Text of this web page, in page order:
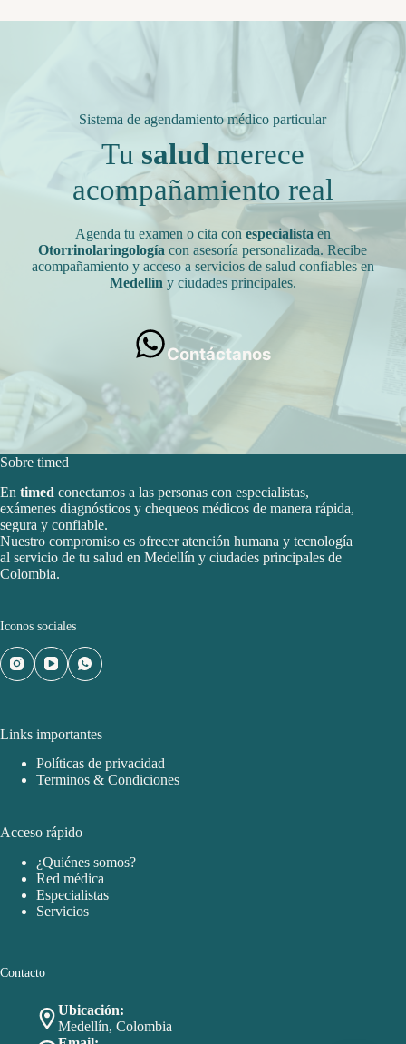
Sistema de agendamiento médico particular
Tu saludmerece
acompañamiento real
Agenda tu examen o cita conespecialista en
Otorrinolaringologíacon asesoría personalizada. Recibe
acompañamiento y acceso a servicios de salud confiables en
Medellín y ciudades principales.
Contáctanos
Sobre timed
En timed conectamos a las personas con especialistas,
exámenes diagnósticos y chequeos médicos de manera rápida,
segura y confiable.
Nuestro compromiso es ofrecer atención humana y tecnología
al servicio de tu salud en Medellín y ciudades principales de
Colombia.
Iconos sociales
Links importantes
Políticas de privacidad
Terminos & Condiciones
Acceso rápido
¿Quiénes somos?
Red médica
Especialistas
Servicios
Contacto
Ubicación:
Medellín, Colombia